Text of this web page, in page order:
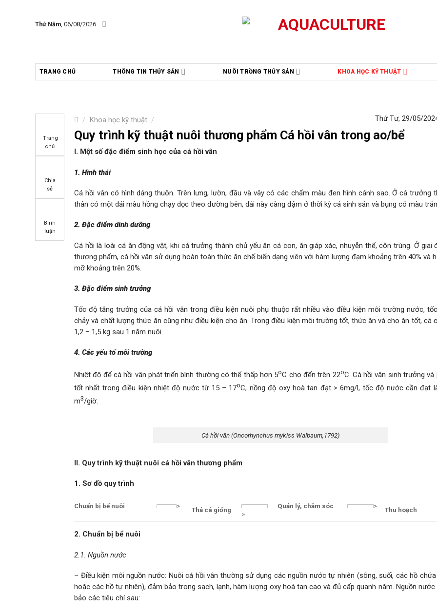
Thứ Năm, 06/08/2026
TRANG CHỦ THÔNG TIN THỦY SẢN NUÔI TRỒNG THỦY SẢN KHOA HỌC KỸ THUẬT
/ Khoa học kỹ thuật /
Trang
chủ
Chia
sẻ
Bình
luận
Thứ Tư, 29/05/
Quy trình kỹ thuật nuôi thương phẩm Cá hồi vân trong ao/bể
I. Một số đặc điểm sinh học của cá hồi vân
1. Hình thái
Cá hồi vân có hình dáng thuôn. Trên lưng, lườn, đầu và vây có các chấm màu đen hình cánh sao. Ở cá trưởng
thân có một dải màu hồng chạy dọc theo đường bên, dải này càng đậm ở thời kỳ cá sinh sản và bụng có màu
2. Đặc điểm dinh dưỡng
Cá hồi là loài cá ăn động vật, khi cá trưởng thành chủ yếu ăn cá con, ăn giáp xác, nhuyễn thể, côn trùng. Ở giai
thương phẩm, cá hồi vân sử dụng hoàn toàn thức ăn chế biến dạng viên với hàm lượng đạm khoảng trên 40% và
mỡ khoảng trên 20%.
3. Đặc điểm sinh trưởng
Tốc độ tăng trưởng của cá hồi vân trong điều kiện nuôi phụ thuộc rất nhiều vào điều kiện môi trường nước,
chảy và chất lượng thức ăn cũng như điều kiện cho ăn. Trong điều kiện môi trường tốt, thức ăn và cho ăn tốt, cá
1,2 – 1,5 kg sau 1 năm nuôi.
4. Các yếu tố môi trường
Nhiệt độ để cá hồi vân phát triển bình thường có thể thấp hơn 5oC cho đến trên 22oC. Cá hồi vân sinh trưởng và
tốt nhất trong điều kiện nhiệt độ nước từ 15 – 17oC, nồng độ oxy hoà tan đạt > 6mg/l, tốc độ nước cần đạt
m3/giờ.
Cá hồi vân (Oncorhynchus mykiss Walbaum,1792)
II. Quy trình kỹ thuật nuôi cá hồi vân thương phẩm
1. Sơ đồ quy trình
Chuẩn bị bể nuôi >
Thả cá giống
>
Quản lý, chăm sóc >
Thu hoạch
2. Chuẩn bị bể nuôi
2.1. Nguồn nước
– Điều kiện môi nguồn nước: Nuôi cá hồi vân thường sử dụng các nguồn nước tự nhiên (sông, suối, các hồ
hoặc các hồ tự nhiên), đảm bảo trong sạch, lạnh, hàm lượng oxy hoà tan cao và đủ cấp quanh năm. Nguồn nước
bảo các tiêu chí sau: